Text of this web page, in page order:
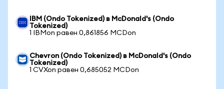
IBM (Ondo Tokenized) в McDonald's (Ondo
Tokenized)
1 IBMon равен 0,861856 MCDon
Chevron (Ondo Tokenized) в McDonald's (Ondo
Tokenized)
1 CVXon равен 0,685052 MCDon